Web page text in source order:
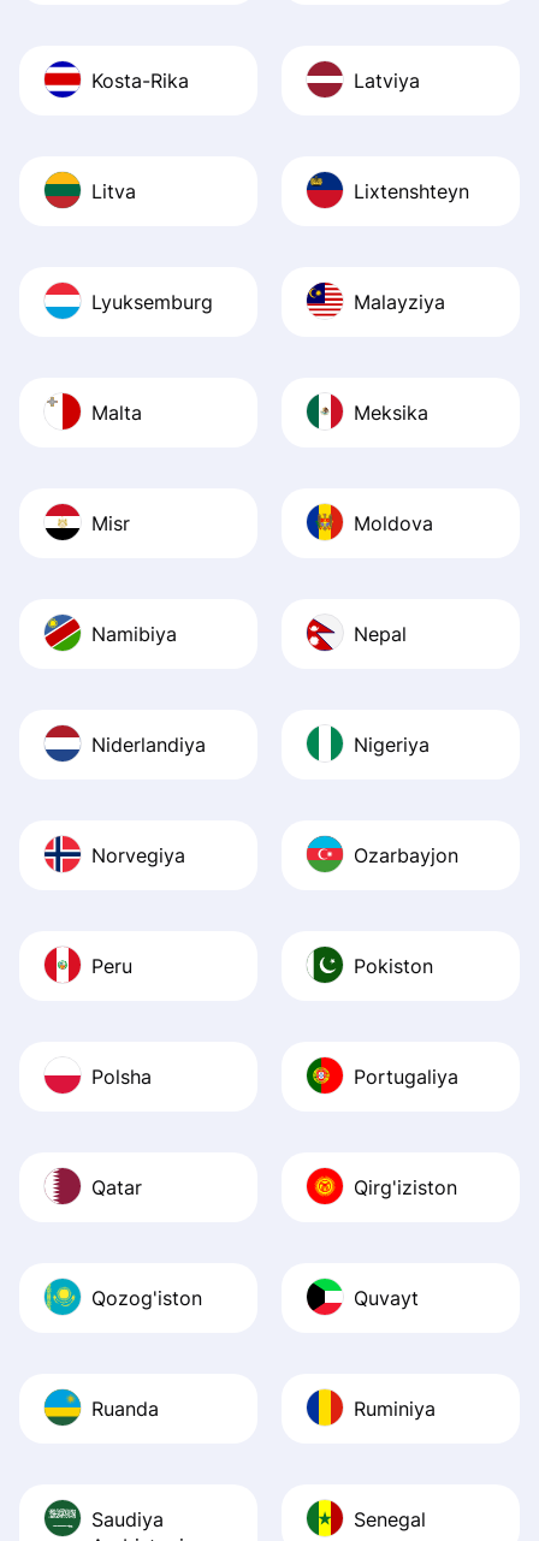
Kosta-Rika Latviya
Litva Lixtenshteyn
Lyuksemburg Malayziya
Malta Meksika
Misr Moldova
Namibiya Nepal
Niderlandiya Nigeriya
Norvegiya Ozarbayjon
Peru Pokiston
Polsha Portugaliya
Qatar Qirg'iziston
Qozog'iston Quvayt
Ruanda Ruminiya
Saudiya
Senegal